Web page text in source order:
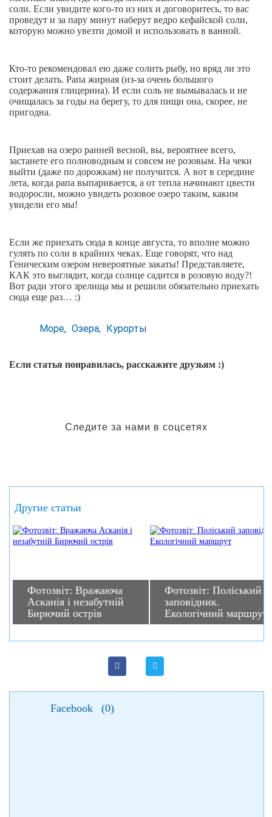
соли. Если увидите кого-то из них и договоритесь, то вас
проведут и за пару минут наберут ведро кефайской соли,
которую можно увезти домой и использовать в ванной.
Кто-то рекомендовал ею даже солить рыбу, но вряд ли это
стоит делать. Рапа жирная (из-за очень большого
содержания глицерина). И если соль не вымывалась и не
очищалась за годы на берегу, то для пищи она, скорее, не
пригодна.
Приехав на озеро ранней весной, вы, вероятнее всего,
застанете его полноводным и совсем не розовым. На чеки
выйти (даже по дорожкам) не получится. А вот в середине
лета, когда рапа выпаривается, а от тепла начинают цвести
водоросли, можно увидеть розовое озеро таким, каким
увидели его мы!
Если же приехать сюда в конце августа, то вполне можно
гулять по соли в крайних чеках. Еще говорят, что над
Геническим озером невероятные закаты! Представляете,
КАК это выглядит, когда солнце садится в розовую воду?!
Вот ради этого зрелища мы и решили обязательно приехать
сюда еще раз… :)
Море Озера Курорты
Если статья понравилась, расскажите друзьям :)
Следите за нами в соцсетях
Другие статьи
Фотозвіт: Вражаюча
Асканія і незабутній
Бирючий острів
Фотозвіт: Поліський
заповідник.
Екологічний маршрут
Facebook (0)